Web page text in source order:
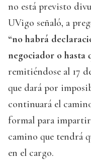
no está previsto
UVigo señaló, a
“no habrá
negociador o hasta
remitiéndose al 17
que dará por
continuará el
formal para
camino que tendrá
en el cargo.